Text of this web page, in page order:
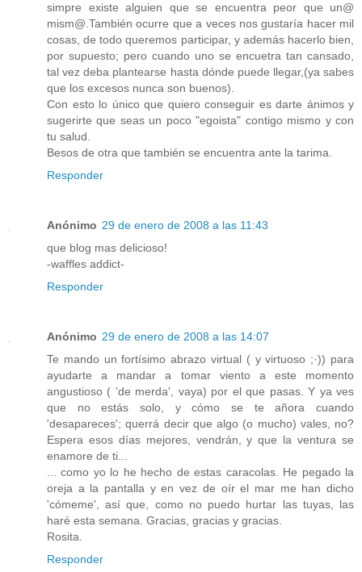
simpre existe alguien que se encuentra peor que un@
mism@.También ocurre que a veces nos gustaría hacer mil
cosas, de todo queremos participar, y además hacerlo bien,
por supuesto; pero cuando uno se encuetra tan cansado,
tal vez deba plantearse hasta dónde puede llegar,(ya sabes
que los excesos nunca son buenos).
Con esto lo único que quiero conseguir es darte ánimos y
sugerirte que seas un poco "egoista" contigo mismo y con
tu salud.
Besos de otra que también se encuentra ante la tarima.
Responder
Anónimo 29 de enero de 2008 a las 11:43
que blog mas delicioso!
-waffles addict-
Responder
Anónimo 29 de enero de 2008 a las 14:07
Te mando un fortísimo abrazo virtual ( y virtuoso ;·)) para
ayudarte a mandar a tomar viento a este momento
angustioso ( 'de merda', vaya) por el que pasas. Y ya ves
que no estás solo, y cómo se te añora cuando
'desapareces'; querrá decir que algo (o mucho) vales, no?
Espera esos días mejores, vendrán, y que la ventura se
enamore de ti...
... como yo lo he hecho de estas caracolas. He pegado la
oreja a la pantalla y en vez de oír el mar me han dicho
'cómeme', así que, como no puedo hurtar las tuyas, las
haré esta semana. Gracias, gracias y gracias.
Rosita.
Responder